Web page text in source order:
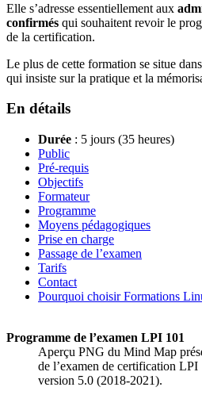
Elle s’adresse essentiellement aux
confirmés qui souhaitent revoir le
de la certification.
Le plus de cette formation se situe
qui insiste sur la pratique et la
En détails
Durée : 5 jours (35 heures)
Public
Pré-requis
Objectifs
Formateur
Programme
Moyens pédagogiques
Prise en charge
Passage de l’examen
Tarifs
Contact
Pourquoi choisir Formations
Programme de l’examen LPI 101
Aperçu PNG du Mind Map
de l’examen de certification
version 5.0 (2018-2021).